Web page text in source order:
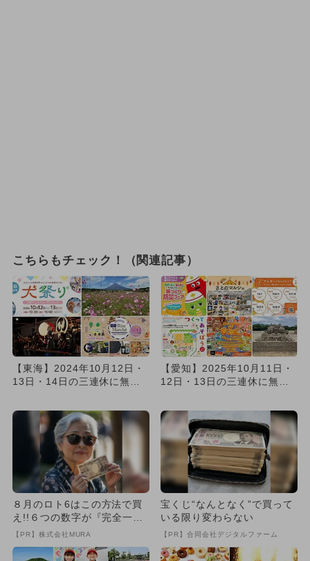
こちらもチェック！（関連記事）
【東海】2024年10月12日・
13日・14日の三連休に無料
【愛知】2025年10月11日・
12日・13日の三連休に無料
８月のロト6はこの方法で買
え!!６つの数字が『完全一
致』する方法
【PR】株式会社MURA
宝くじ“なんとなく”で買って
いる限り変わらない
【PR】合同会社デジタルファーム